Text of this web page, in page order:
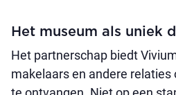
Het museum als uniek
Het partnerschap biedt
makelaars en andere relaties